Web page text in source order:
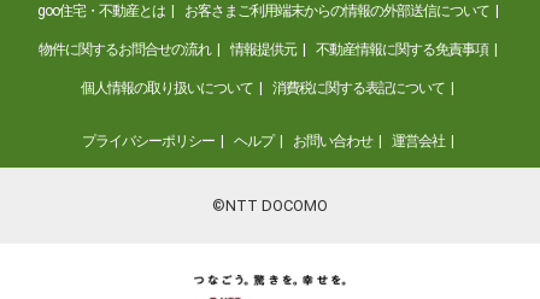
専有面積 71m²
間取り
3LDK
千葉県流山市加２丁目
価 格
5,790万円
住 所
千葉県流山市加２丁目
75.3m²
千葉県流山市加２丁目
goo住宅・不動産とは お客さまご利用端末からの情報の外部送信について
物件に関するお問合せの流れ 情報提供元 不動産情報に関する免責事項
個人情報の取り扱いについて 消費税に関する表記について
プライバシーポリシー ヘルプ お問い合わせ 運営会社
©NTT DOCOMO